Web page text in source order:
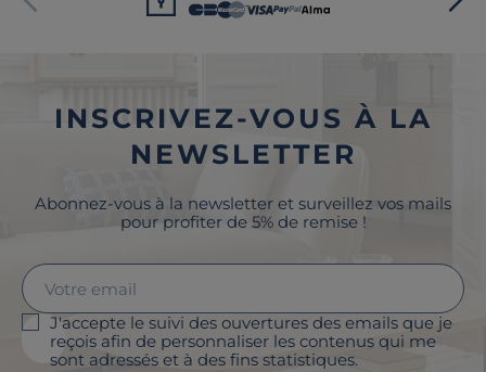
INSCRIVEZ-VOUS À LA
NEWSLETTER
Abonnez-vous à la newsletter et surveillez vos mails
pour profiter de 5% de remise !
J'accepte le suivi des ouvertures des emails que je
reçois afin de personnaliser les contenus qui me
sont adressés et à des fins statistiques.